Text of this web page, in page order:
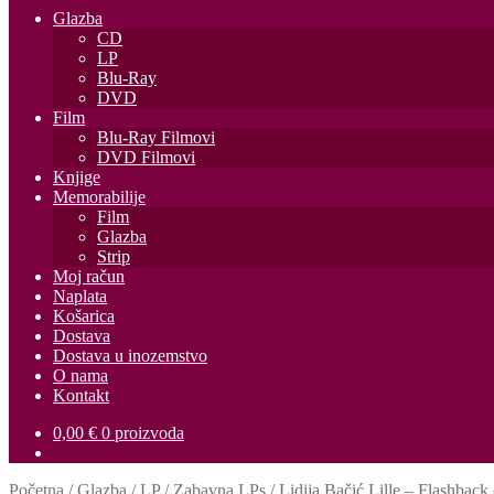
Glazba
CD
LP
Blu-Ray
DVD
Film
Blu-Ray Filmovi
DVD Filmovi
Knjige
Memorabilije
Film
Glazba
Strip
Moj račun
Naplata
Košarica
Dostava
Dostava u inozemstvo
O nama
Kontakt
0,00 € 0 proizvoda
Početna /Glazba /LP/ Zabavna LPs /Lidija Bačić Lille – Flashback